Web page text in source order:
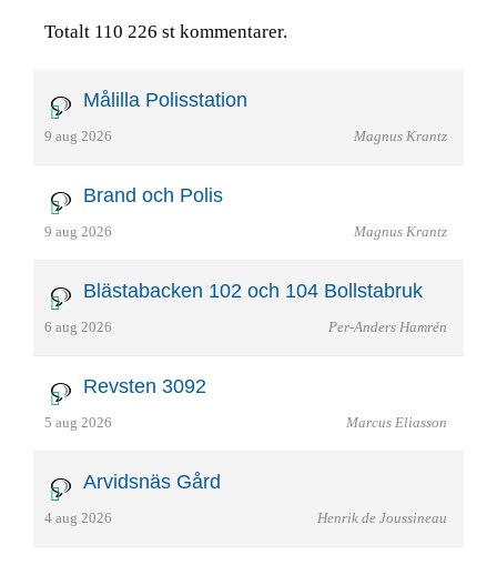
Totalt 110 226 st kommentarer.
Målilla Polisstation
9 aug 2026 Magnus Krantz
Brand och Polis
9 aug 2026 Magnus Krantz
Blästabacken 102 och 104 Bollstabruk
6 aug 2026 Per-Anders Hamrén
Revsten 3092
5 aug 2026 Marcus Eliasson
Arvidsnäs Gård
4 aug 2026 Henrik de Joussineau